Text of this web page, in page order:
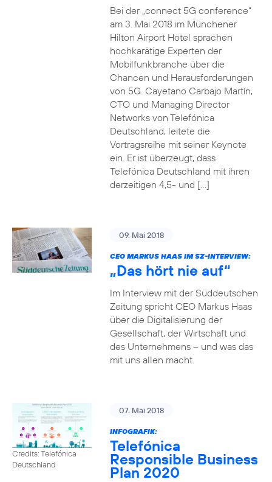
Bei der „connect 5G conference“
am 3. Mai 2018 im Münchener
Hilton Airport Hotel sprachen
hochkarätige Experten der
Mobilfunkbranche über die
Chancen und Herausforderungen
von 5G. Cayetano Carbajo Martín,
CTO und Managing Director
Networks von Telefónica
Deutschland, leitete die
Vortragsreihe mit seiner Keynote
ein. Er ist überzeugt, dass
Telefónica Deutschland mit ihren
derzeitigen 4,5- und […]
09. Mai 2018
CEO MARKUS HAAS IM SZ-INTERVIEW:
„Das hört nie auf“
Im Interview mit der Süddeutschen
Zeitung spricht CEO Markus Haas
über die Digitalisierung der
Gesellschaft, der Wirtschaft und
des Unternehmens – und was das
mit uns allen macht.
Credits: Telefónica
Deutschland
07. Mai 2018
INFOGRAFIK:
Telefónica
Responsible Business
Plan 2020